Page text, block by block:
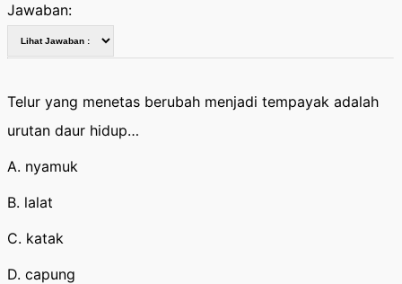
Jawaban:
Telur yang menetas berubah menjadi tempayak adalah
urutan daur hidup…
A. nyamuk
B. lalat
C. katak
D. capung